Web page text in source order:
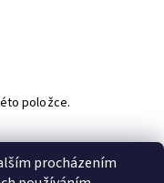
položce.
procházením